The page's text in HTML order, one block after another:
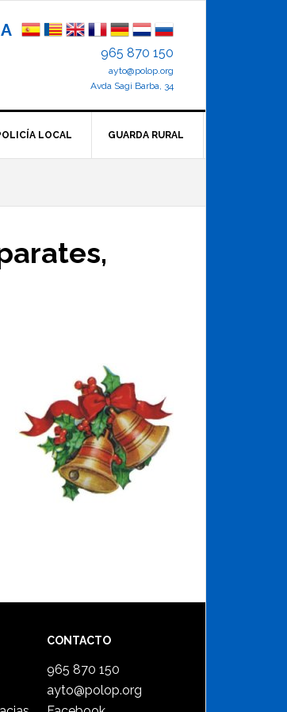
Tamaño
AAumentar
de
letra
965 870 150
ayto@polop.org
Avda Sagi Barba, 34
LOCAL GUARDA RURAL
CONTACTO
965 870 150
ayto@polop.org